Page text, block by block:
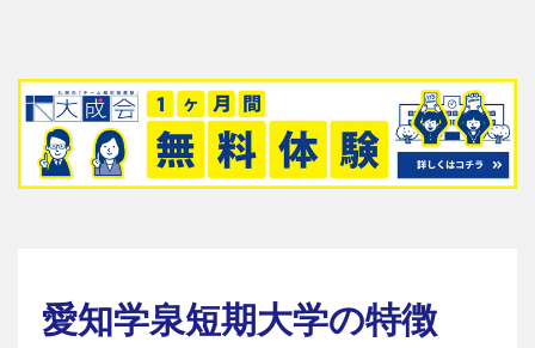
愛知学泉短期大学の特徴